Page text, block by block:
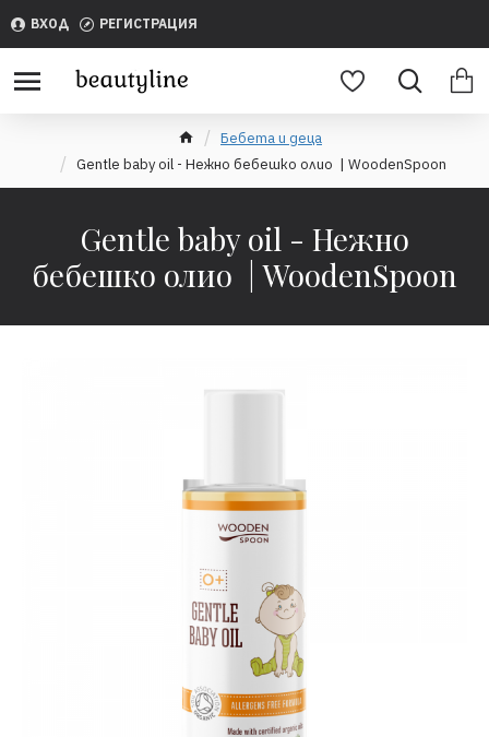
ВХОД РЕГИСТРАЦИЯ
Бебета и деца
Gentle baby oil - Нежно бебешко олио | WoodenSpoon
Gentle baby oil - Нежно
бебешко олио | WoodenSpoon